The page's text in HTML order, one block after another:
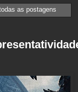
as postagens